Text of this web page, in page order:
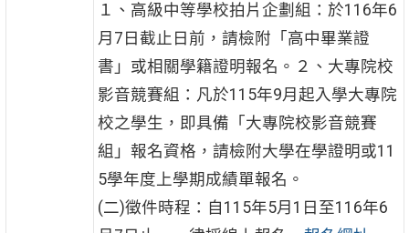
１、高級中等學校拍片企劃組：於116年6
月7日截止日前，請檢附「高中畢業證
書」或相關學籍證明報名。２、大專院校
影音競賽組：凡於115年9月起入學大專院
校之學生，即具備「大專院校影音競賽
組」報名資格，請檢附大學在學證明或11
5學年度上學期成績單報名。
(二)徵件時程：自115年5月1日至116年6